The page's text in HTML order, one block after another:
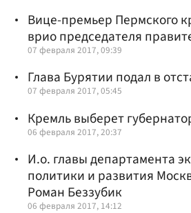
Вице-премьер Пермского
врио председателя
07 февраля 2017, 09:39
Глава Бурятии подал в
07 февраля 2017, 05:45
Кремль выберет
06 февраля 2017, 20:37
И.о. главы департамента
политики и развития
Роман Беззубик
06 февраля 2017, 14:12